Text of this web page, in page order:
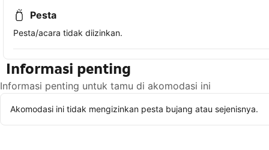
Pesta
Pesta/acara tidak diizinkan.
Informasi penting
Informasi penting untuk tamu di akomodasi ini
Akomodasi ini tidak mengizinkan pesta bujang atau sejenisnya.